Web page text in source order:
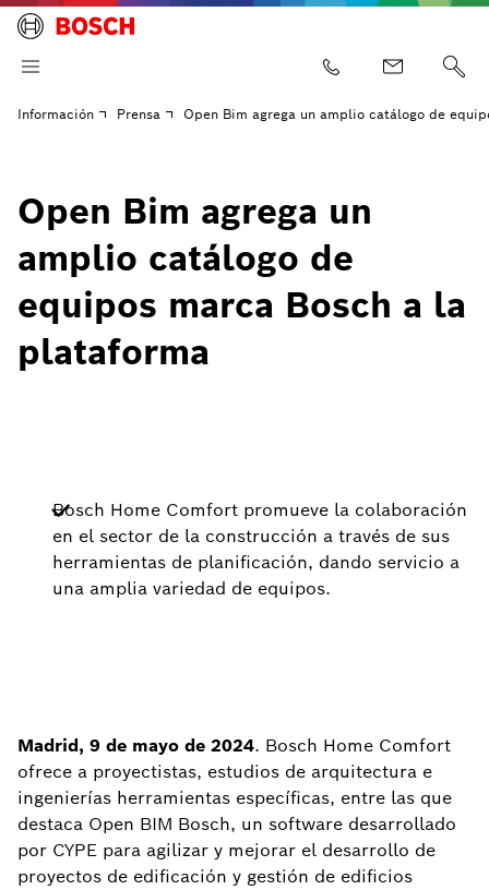
Información Prensa Open Bim agrega un amplio catálogo de
Open Bim agrega un
amplio catálogo de
equipos marca Bosch a la
plataforma
Bosch Home Comfort promueve la colaboración
en el sector de la construcción a través de sus
herramientas de planificación, dando servicio a
una amplia variedad de equipos.
Madrid, 9 de mayo de 2024. Bosch Home Comfort
ofrece a proyectistas, estudios de arquitectura e
ingenierías herramientas específicas, entre las que
destaca Open BIM Bosch, un software desarrollado
por CYPE para agilizar y mejorar el desarrollo de
proyectos de edificación y gestión de edificios